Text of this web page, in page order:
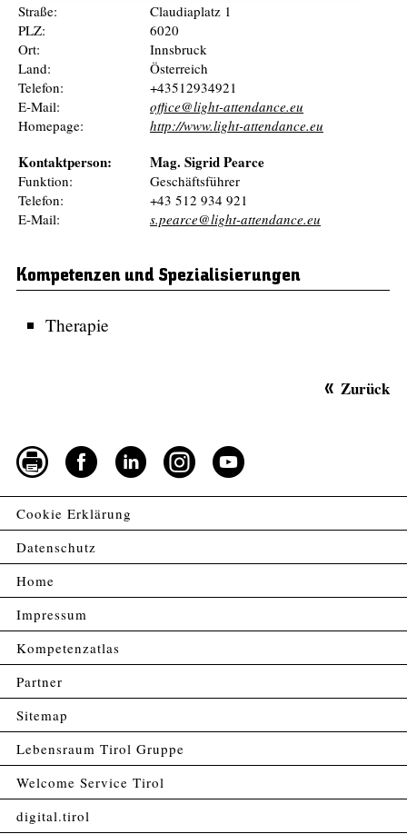
Straße:
Claudiaplatz 1
PLZ:
6020
Ort:
Innsbruck
Land:
Österreich
Telefon:
+43512934921
E-Mail:
office@light-attendance.eu
Homepage:
http://www.light-attendance.eu
Kontaktperson: Mag. Sigrid Pearce
Funktion:
Geschäftsführer
Telefon:
+43 512 934 921
E-Mail:
s.pearce@light-attendance.eu
Kompetenzen und Spezialisierungen
Therapie
Zurück
Cookie Erklärung
Datenschutz
Home
Impressum
Kompetenzatlas
Partner
Sitemap
Lebensraum Tirol Gruppe
Welcome Service Tirol
digital.tirol